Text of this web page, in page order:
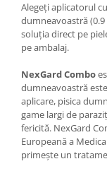
Alegeți aplicatorul
dumneavoastră
soluția direct pe
pe ambalaj.
NexGard Combo
dumneavoastră
aplicare, pisica
game largi de
fericită. NexGard
Europeană a
primește un